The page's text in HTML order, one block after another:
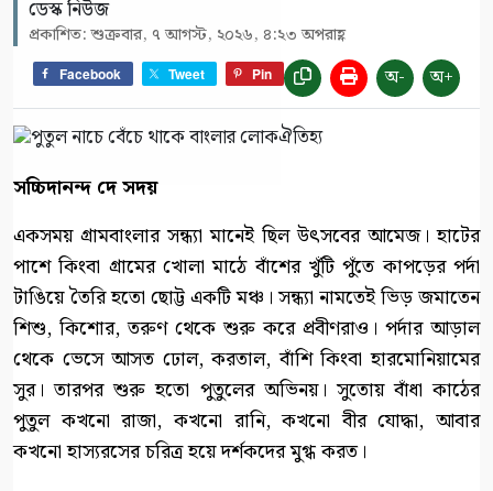
ডেস্ক নিউজ
প্রকাশিত: শুক্রবার, ৭ আগস্ট, ২০২৬, ৪:২৩ অপরাহ্ণ
Facebook Tweet Pin অ- অ+
সচ্চিদানন্দ দে সদয়
একসময় গ্রামবাংলার সন্ধ্যা মানেই ছিল উৎসবের আমেজ। হাটের
পাশে কিংবা গ্রামের খোলা মাঠে বাঁশের খুঁটি পুঁতে কাপড়ের পর্দা
টাঙিয়ে তৈরি হতো ছোট্ট একটি মঞ্চ। সন্ধ্যা নামতেই ভিড় জমাতেন
শিশু, কিশোর, তরুণ থেকে শুরু করে প্রবীণরাও। পর্দার আড়াল
থেকে ভেসে আসত ঢোল, করতাল, বাঁশি কিংবা হারমোনিয়ামের
সুর। তারপর শুরু হতো পুতুলের অভিনয়। সুতোয় বাঁধা কাঠের
পুতুল কখনো রাজা, কখনো রানি, কখনো বীর যোদ্ধা, আবার
কখনো হাস্যরসের চরিত্র হয়ে দর্শকদের মুগ্ধ করত।